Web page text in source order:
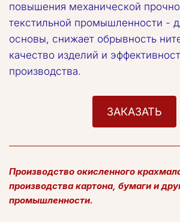
повышения механической
текстильной промышленности -
основы, снижает обрывность
качество изделий и
производства.
ЗАКАЗАТЬ
Производство окисленного
производства картона, бумаги и
промышленности.